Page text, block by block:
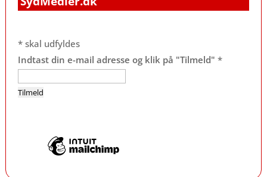
*skal udfyldes
Indtast din e-mail adresse og klik på "Tilmeld" *